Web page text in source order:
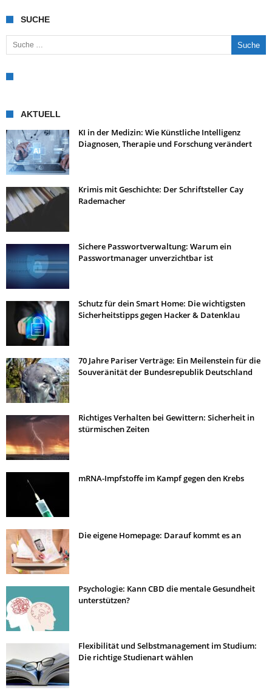
SUCHE
Suche nach:
AKTUELL
KI in der Medizin: Wie Künstliche Intelligenz
Diagnosen, Therapie und Forschung verändert
Krimis mit Geschichte: Der Schriftsteller Cay
Rademacher
Sichere Passwortverwaltung: Warum ein
Passwortmanager unverzichtbar ist
Schutz für dein Smart Home: Die wichtigsten
Sicherheitstipps gegen Hacker & Datenklau
70 Jahre Pariser Verträge: Ein Meilenstein für die
Souveränität der Bundesrepublik Deutschland
Richtiges Verhalten bei Gewittern: Sicherheit in
stürmischen Zeiten
mRNA-Impfstoffe im Kampf gegen den Krebs
Die eigene Homepage: Darauf kommt es an
Psychologie: Kann CBD die mentale Gesundheit
unterstützen?
Flexibilität und Selbstmanagement im Studium:
Die richtige Studienart wählen